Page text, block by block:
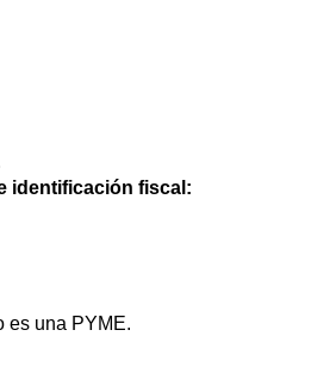
identificación fiscal:
es una PYME.